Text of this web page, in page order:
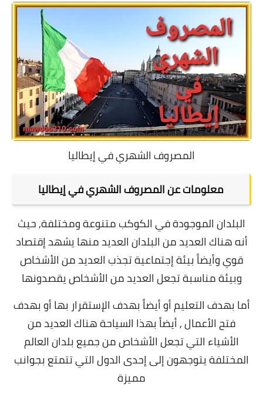
المصروف الشهري في إيطاليا
معلومات عن المصروف الشهري في إيطاليا
البلدان الموجودة في الكوكب متنوعة ومختلفة, حيث
أنه هناك العديد من البلدان العديد منها يشهد إقتصاد
قوي وأيضاً بيئة إجتماعية تجذب العديد من الأشخاص
وبيئة مناسبة تجعل العديد من الأشخاص يقصدونها
أما بهدف التعليم أو أيضاً بهدف الإستقرار بها أو بهدف
فتح الأعمال , أيضاً بهذا السياحة هناك العديد من
الأشياء التي تجعل الأشخاص من جميع بلدان العالم
المختلفة يتوجهون إلى إحدى الدول التي تتمتع بجوانب
مميزة